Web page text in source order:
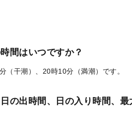
間はいつですか？
干潮）、20時10分（満潮）です。
の出時間、日の入り時間、最